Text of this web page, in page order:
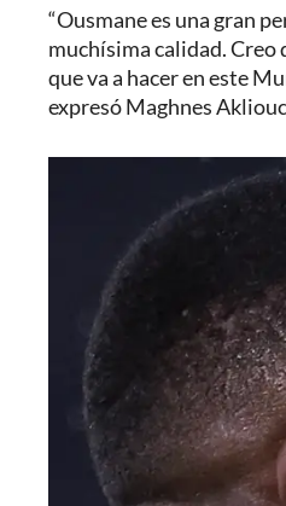
“Ousmane es una gran
muchísima calidad.
que va a hacer en este
expresó Maghnes